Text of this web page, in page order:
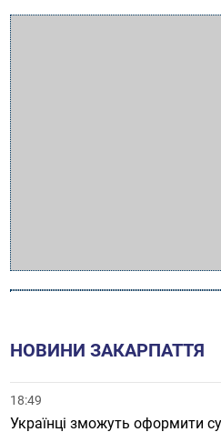
НОВИНИ ЗАКАРПАТТЯ
18:49
Українці зможуть оформити